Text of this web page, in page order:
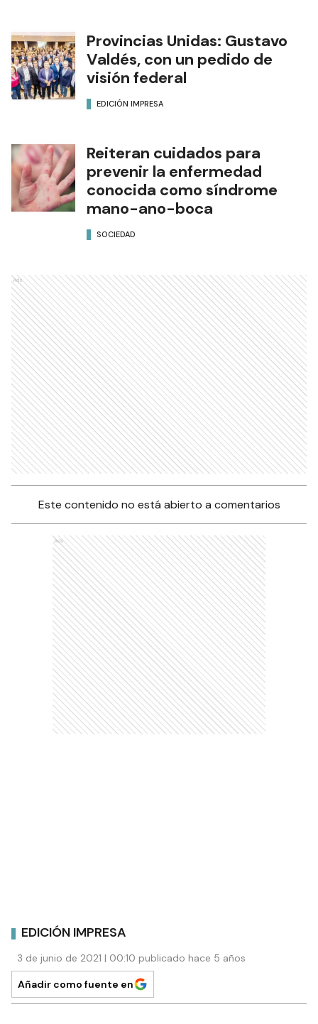
Provincias Unidas: Gustavo
Valdés, con un pedido de
visión federal
EDICIÓN IMPRESA
Reiteran cuidados para
prevenir la enfermedad
conocida como síndrome
mano-ano-boca
SOCIEDAD
Ads
Este contenido no está abierto a comentarios
Ads
EDICIÓN IMPRESA
3 de junio de 2021 | 00:10 publicado hace 5 años
Añadir como fuente en